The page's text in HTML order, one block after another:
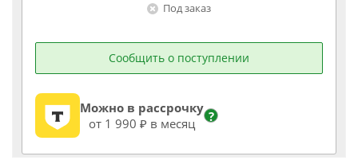
Под заказ
Сообщить о поступлении
Можно в рассрочку
от 1 990 ₽ в месяц
?